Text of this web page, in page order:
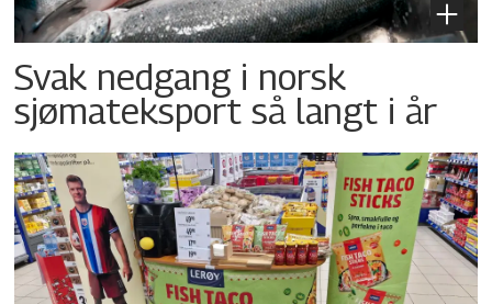
Svak nedgang i norsk
sjømateksport så langt i år